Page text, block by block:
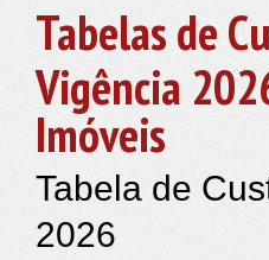
Tabelas de
Vigência
Imóveis
Tabela de
2026